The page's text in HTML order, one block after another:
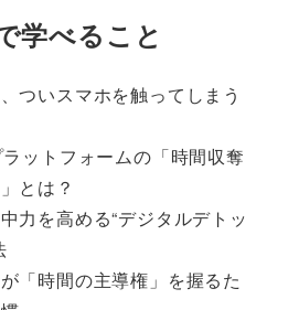
学べること
ついスマホを触ってしまう
ットフォームの「時間収奪
とは？
力を高める“デジタルデトッ
「時間の主導権」を握るた